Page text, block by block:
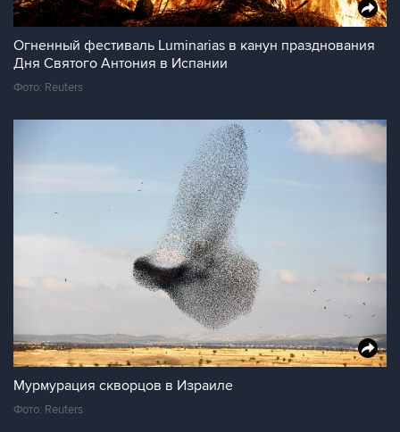
Огненный фестиваль Luminarias в канун празднования
Дня Святого Антония в Испании
Фото: Reuters
Мурмурация скворцов в Израиле
Фото: Reuters